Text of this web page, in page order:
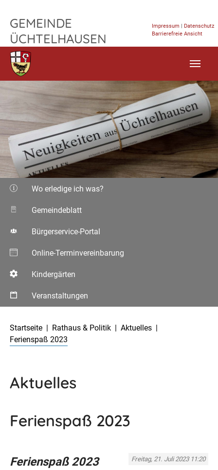
GEMEINDE
ÜCHTELHAUSEN
Impressum | Datenschutz
Barrierefreie Ansicht
Wo erledige ich was?
Gemeindeblatt
Bürgerservice-Portal
Online-Terminvereinbarung
Kindergärten
Veranstaltungen
Startseite
Rathaus & Politik
Aktuelles
Ferienspaß 2023
Aktuelles
Ferienspaß 2023
Freitag, 21. Juli 2023 11:20
Ferienspaß 2023